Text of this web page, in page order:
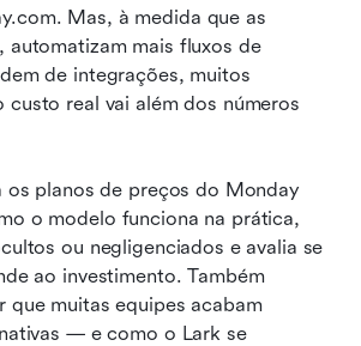
Mas, à medida que as
automatizam mais fluxos de
de integrações, muitos
custo real vai além dos números
os planos de preços do Monday
o modelo funciona na prática,
ou negligenciados e avalia se
ao investimento. Também
que muitas equipes acabam
— e como o Lark se
Lark: qual oferece melhor